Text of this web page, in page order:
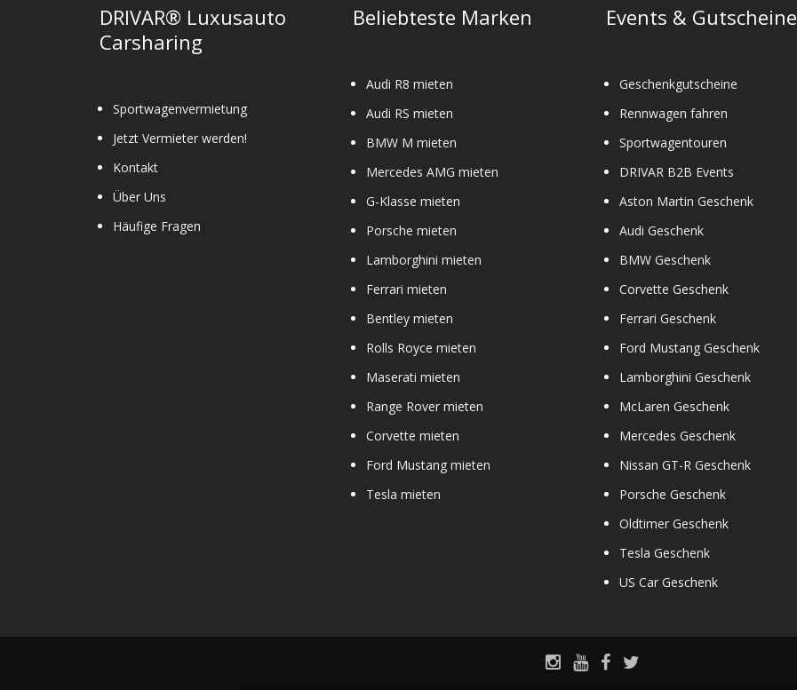
Produktseite
gewählt
Produktseite
gewählt
DRIVAR® Luxusauto
Carsharing
Sportwagenvermietung
Jetzt Vermieter werden!
Kontakt
Über Uns
Häufige Fragen
Beliebteste Marken
Audi R8 mieten
Audi RS mieten
BMW M mieten
Mercedes AMG mieten
G-Klasse mieten
Porsche mieten
Lamborghini mieten
Ferrari mieten
Bentley mieten
Rolls Royce mieten
Maserati mieten
Range Rover mieten
Corvette mieten
Ford Mustang mieten
Tesla mieten
Events & Gutscheine
Geschenkgutscheine
Rennwagen fahren
Sportwagentouren
DRIVAR B2B Events
Aston Martin Geschenk
Audi Geschenk
BMW Geschenk
Corvette Geschenk
Ferrari Geschenk
Ford Mustang Geschenk
Lamborghini Geschenk
McLaren Geschenk
Mercedes Geschenk
Nissan GT-R Geschenk
Porsche Geschenk
Oldtimer Geschenk
Tesla Geschenk
US Car Geschenk